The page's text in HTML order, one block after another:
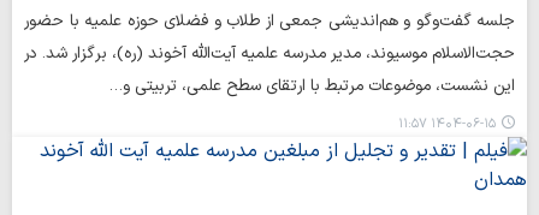
جلسه گفت‌وگو و هم‌اندیشی جمعی از طلاب و فضلای حوزه علمیه با حضور
حجت‌الاسلام موسیوند، مدیر مدرسه علمیه آیت‌الله آخوند (ره)، برگزار شد. در
این نشست، موضوعات مرتبط با ارتقای سطح علمی، تربیتی و…
۱۴۰۴-۰۶-۱۵ ۱۱:۵۷